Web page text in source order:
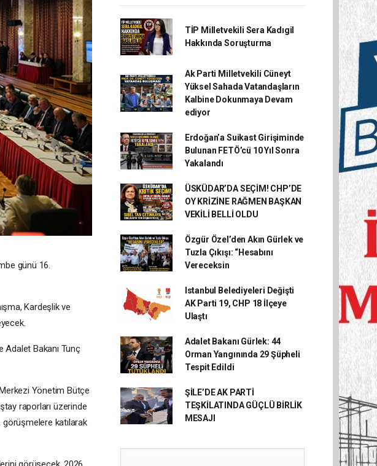
günü 16.
Kardeşlik ve
Adalet Bakanı Tunç
Yönetim Bütçe
raporları üzerinde
görüşmelere katılarak
TİP Milletvekili Sera Kadıgil
Hakkında Soruşturma
Ak Parti Milletvekili Cüneyt
Yüksel Sahada Vatandaşların
Kalbine Dokunmaya Devam
ediyor
Erdoğan’a Suikast Girişiminde
Bulunan FETÖ’cü 10 Yıl Sonra
Yakalandı
ÜSKÜDAR’DA SEÇİM! CHP’DE
OY KRİZİNE RAĞMEN BAŞKAN
VEKİLİ BELLİ OLDU
Özgür Özel’den Akın Gürlek ve
Tuzla Çıkışı: “Hesabını
Vereceksin
Istanbul Belediyeleri Değişti
AK Parti 19, CHP 18 İlçeye
Ulaştı
Adalet Bakanı Gürlek: 44
Orman Yangınında 29 Şüpheli
Tespit Edildi
ŞİLE’DE AK PARTİ
TEŞKİLATINDA GÜÇLÜ BİRLİK
MESAJI